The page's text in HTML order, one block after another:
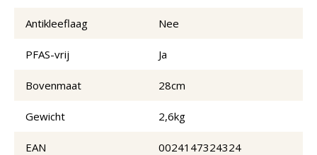
Antikleeflaag Nee
PFAS-vrij Ja
Bovenmaat 28cm
Gewicht 2,6kg
EAN 0024147324324